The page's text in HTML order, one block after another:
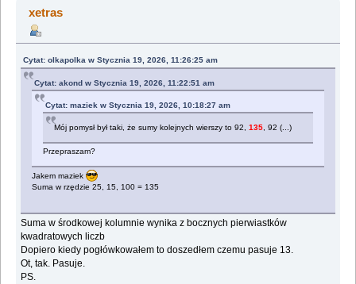
xetras
Cytat: olkapolka w Stycznia 19, 2026, 11:26:25 am
Cytat: akond w Stycznia 19, 2026, 11:22:51 am
Cytat: maziek w Stycznia 19, 2026, 10:18:27 am
Mój pomysł był taki, że sumy kolejnych wierszy to 92,135, 92 (...)
Przepraszam?
Jakem maziek
Suma w rzędzie 25, 15, 100 = 135
Suma w środkowej kolumnie wynika z bocznych pierwiastków
kwadratowych liczb
Dopiero kiedy pogłówkowałem to doszedłem czemu pasuje 13.
Ot, tak. Pasuje.
PS.